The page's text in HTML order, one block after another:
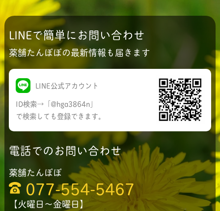
LINEで簡単にお問い合わせ
薬舗たんぽぽの最新情報も届きます
LINE公式アカウント
ID検索→「@hga3864n」
で検索しても登録できます。
電話でのお問い合わせ
薬舗たんぽぽ
077-554-5467
【火曜日〜金曜日】